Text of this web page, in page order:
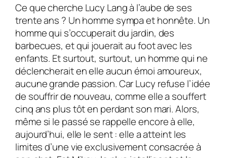
Ce que cherche Lucy Lang à l’aube de ses
trente ans ? Un homme sympa et honnête. Un
homme qui s’occuperait du jardin, des
barbecues, et qui jouerait au foot avec les
enfants. Et surtout, surtout, un homme qui ne
déclencherait en elle aucun émoi amoureux,
aucune grande passion. Car Lucy refuse l’idée
de souffrir de nouveau, comme elle a souffert
cinq ans plus tôt en perdant son mari. Alors,
même si le passé se rappelle encore à elle,
aujourd’hui, elle le sent : elle a atteint les
limites d’une vie exclusivement consacrée à